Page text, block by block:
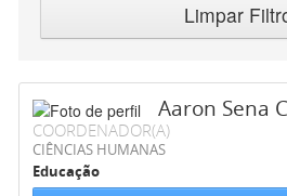
Limpar
Aaron Sena
COORDENADOR(A)
CIÊNCIAS HUMANAS
Educação